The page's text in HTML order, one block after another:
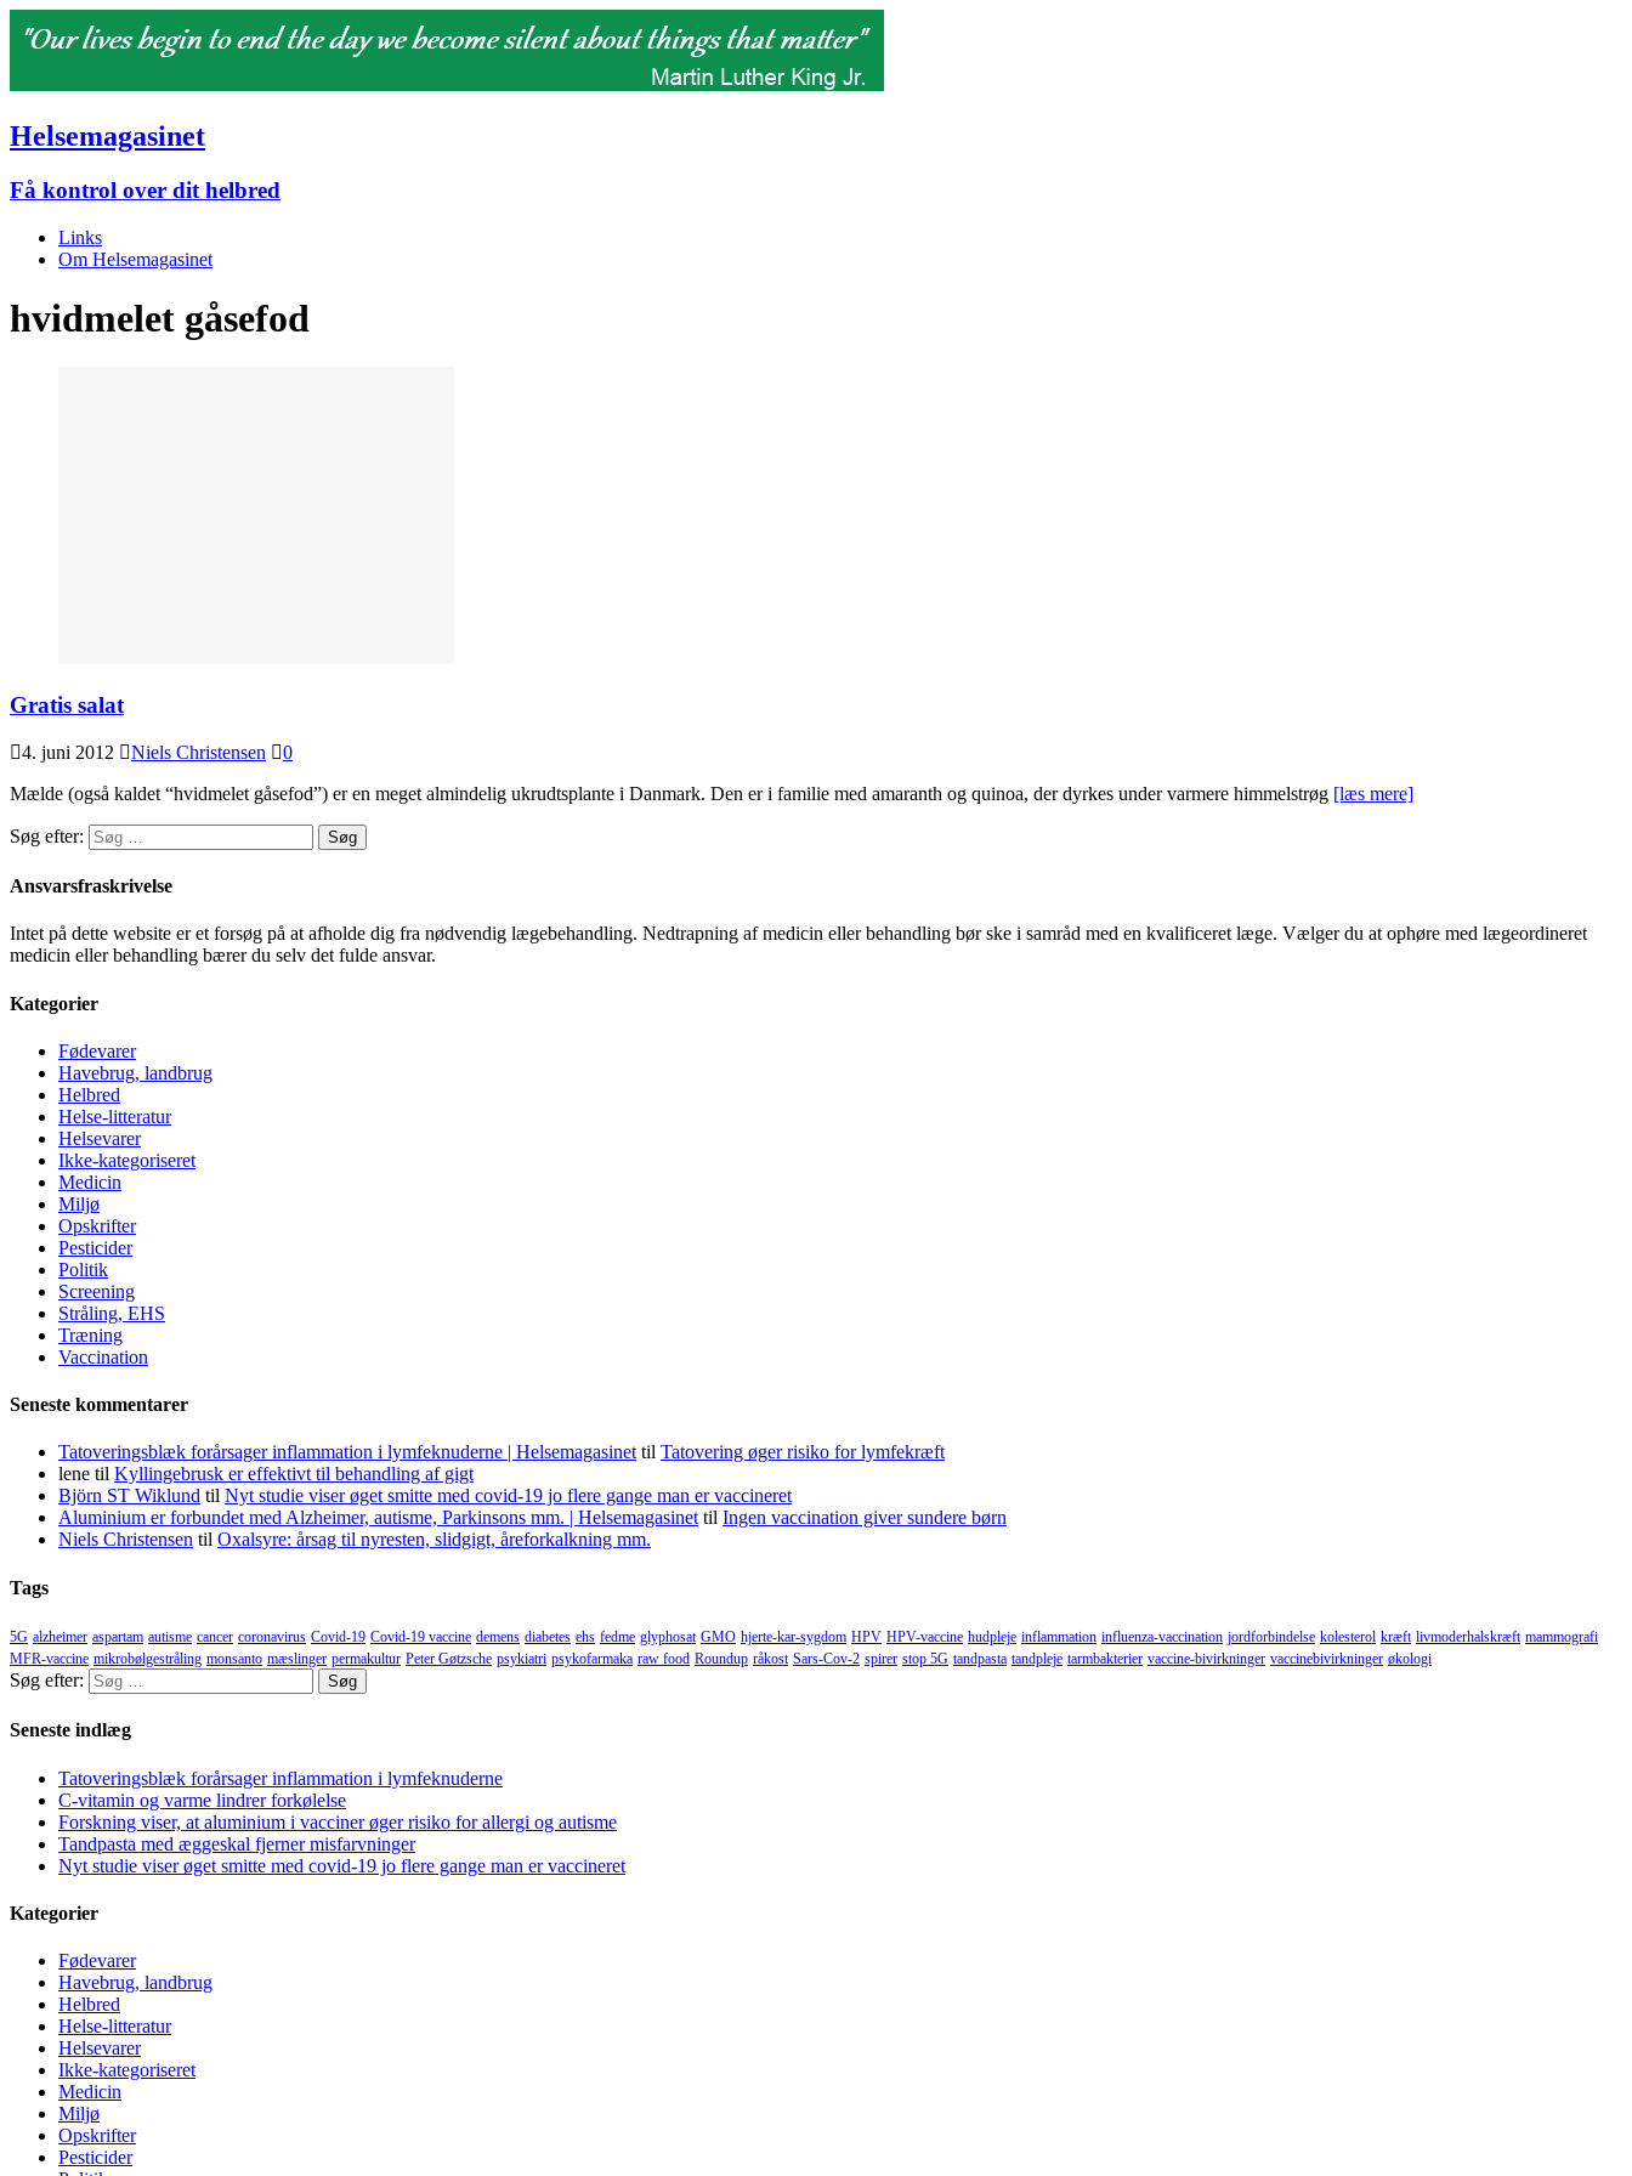
Helsemagasinet
Få kontrol over dit helbred
Links
Om Helsemagasinet
hvidmelet gåsefod
Gratis salat
4. juni 2012 Niels Christensen
0
Mælde (også kaldet “hvidmelet gåsefod”) er en meget almindelig ukrudtsplante i Danmark. Den er i familie med amaranth og quinoa, der dyrkes under varmere himmelstrøg [læs mere]
Søg efter:
Ansvarsfraskrivelse
Intet på dette website er et forsøg på at afholde dig fra nødvendig lægebehandling. Nedtrapning af medicin eller behandling bør ske i samråd med en kvalificeret læge. Vælger du at ophøre med lægeordineret
medicin eller behandling bærer du selv det fulde ansvar.
Kategorier
Fødevarer
Havebrug, landbrug
Helbred
Helse-litteratur
Helsevarer
Ikke-kategoriseret
Medicin
Miljø
Opskrifter
Pesticider
Politik
Screening
Stråling, EHS
Træning
Vaccination
Seneste kommentarer
Tatoveringsblæk forårsager inflammation i lymfeknuderne | Helsemagasinettil Tatovering øger risiko for lymfekræft
lene til Kyllingebrusk er effektivt til behandling af gigt
Björn ST Wiklund til Nyt studie viser øget smitte med covid-19 jo flere gange man er vaccineret
Aluminium er forbundet med Alzheimer, autisme, Parkinsons mm. | Helsemagasinettil Ingen vaccination giver sundere børn
Niels Christensen til Oxalsyre: årsag til nyresten, slidgigt, åreforkalkning mm.
Tags
5G alzheimer aspartam autisme cancer coronavirus Covid-19 Covid-19 vaccine demens diabetes ehs fedme glyphosat GMO hjerte-kar-sygdom HPV HPV-vaccine hudpleje inflammation influenza-vaccination jordforbindelse kolesterol kræft livmoderhalskræft mammografi
MFR-vaccine mikrobølgestråling monsanto mæslinger permakultur Peter Gøtzsche psykiatri psykofarmaka raw food Roundup råkost Sars-Cov-2 spirer stop 5G tandpasta tandpleje tarmbakterier vaccine-bivirkninger vaccinebivirkninger økologi
Søg efter:
Seneste indlæg
Tatoveringsblæk forårsager inflammation i lymfeknuderne
C-vitamin og varme lindrer forkølelse
Forskning viser, at aluminium i vacciner øger risiko for allergi og autisme
Tandpasta med æggeskal fjerner misfarvninger
Nyt studie viser øget smitte med covid-19 jo flere gange man er vaccineret
Kategorier
Fødevarer
Havebrug, landbrug
Helbred
Helse-litteratur
Helsevarer
Ikke-kategoriseret
Medicin
Miljø
Opskrifter
Pesticider